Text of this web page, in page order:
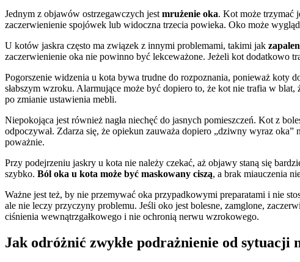
Jednym z objawów ostrzegawczych jest mrużenie oka. Kot może trzymać
zaczerwienienie spojówek lub widoczna trzecia powieka. Oko może
U kotów jaskra często ma związek z innymi problemami, takimi jak
zaczerwienienie oka nie powinno być lekceważone. Jeżeli kot dodatkowo
Pogorszenie widzenia u kota bywa trudne do rozpoznania, ponieważ koty
słabszym wzroku. Alarmujące może być dopiero to, że kot nie trafia w
po zmianie ustawienia mebli.
Niepokojąca jest również nagła niechęć do jasnych pomieszczeń. Kot z
odpoczywał. Zdarza się, że opiekun zauważa dopiero „dziwny wyraz
poważnie.
Przy podejrzeniu jaskry u kota nie należy czekać, aż objawy staną się
szybko. Ból oka u kota może być maskowany ciszą, a brak miauczenia
Ważne jest też, by nie przemywać oka przypadkowymi preparatami i nie
ale nie leczy przyczyny problemu. Jeśli oko jest bolesne, zamglone,
ciśnienia wewnątrzgałkowego i nie ochronią nerwu wzrokowego.
Jak odróżnić zwykłe podrażnienie od sytuacji